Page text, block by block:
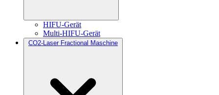
HIFU-Gerät
Multi-HIFU-Gerät
CO2-Laser Fractional Maschine